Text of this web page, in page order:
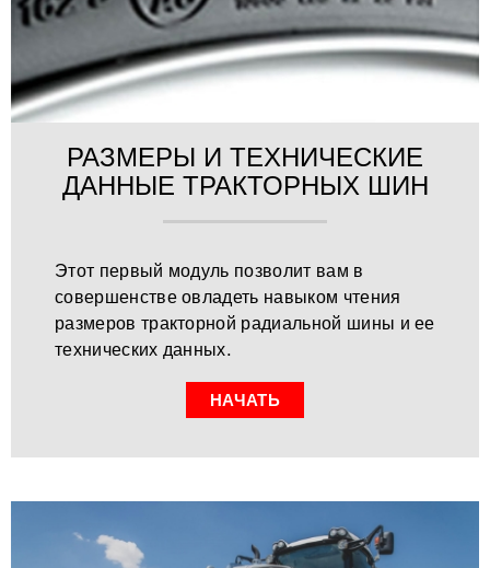
РАЗМЕРЫ И ТЕХНИЧЕСКИЕ
ДАННЫЕ ТРАКТОРНЫХ ШИН
Этот первый модуль позволит вам в
совершенстве овладеть навыком чтения
размеров тракторной радиальной шины и ее
технических данных.
НАЧАТЬ